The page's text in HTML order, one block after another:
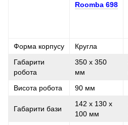
Roomba 698
Форма корпусу Кругла
Габарити
робота
350 х 350
мм
Висота робота
90 мм
Габарити бази
142 х 130 х
100 мм